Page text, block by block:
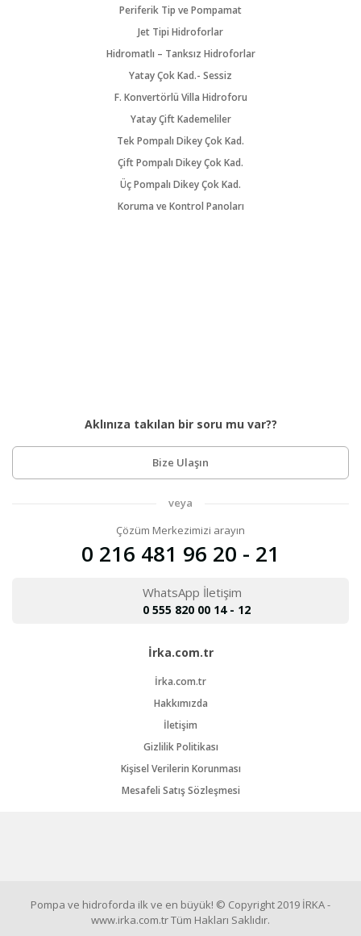
Periferik Tip ve Pompamat
Jet Tipi Hidroforlar
Hidromatlı – Tanksız Hidroforlar
Yatay Çok Kad.- Sessiz
F. Konvertörlü Villa Hidroforu
Yatay Çift Kademeliler
Tek Pompalı Dikey Çok Kad.
Çift Pompalı Dikey Çok Kad.
Üç Pompalı Dikey Çok Kad.
Koruma ve Kontrol Panoları
Aklınıza takılan bir soru mu var??
Bize Ulaşın
veya
Çözüm Merkezimizi arayın
0 216 481 96 20 - 21
WhatsApp İletişim
0 555 820 00 14 - 12
İrka.com.tr
İrka.com.tr
Hakkımızda
İletişim
Gizlilik Politikası
Kişisel Verilerin Korunması
Mesafeli Satış Sözleşmesi
Pompa ve hidroforda ilk ve en büyük! © Copyright 2019 İRKA -
www.irka.com.tr Tüm Hakları Saklıdır.